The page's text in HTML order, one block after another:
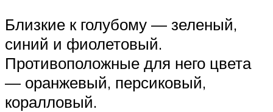
Близкие к голубому — зеленый,
синий и фиолетовый.
Противоположные для него цвета
— оранжевый, персиковый,
коралловый.